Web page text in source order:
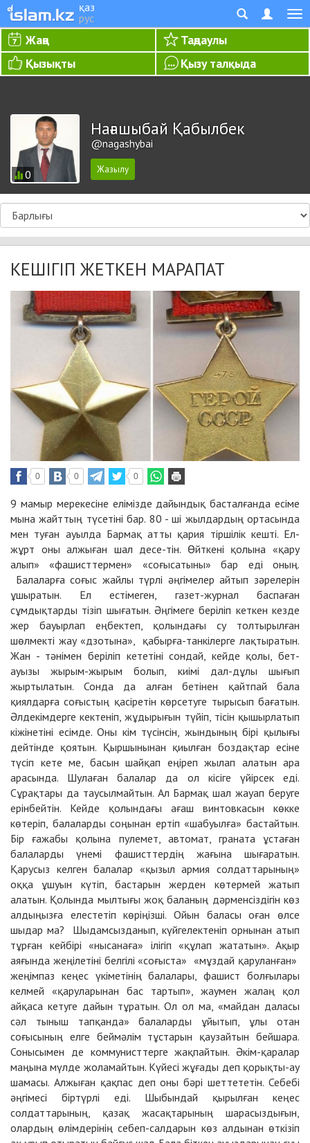
қаз
рус
Жаңа
Таңдаулы
Қызықты
Қызу талқыда
0
Нағашыбай Қабылбек
@nagashybai
КЕШІГІП ЖЕТКЕН МАРАПАТ
0 0 0
9 мамыр мерекесіне елімізде дайындық басталғанда есіме
мына жайттың түсетіні бар. 80 - ші жылдардың ортасында
мен туған ауылда Бармақ атты қария тіршілік кешті. Ел-
жұрт оны алжыған шал десе-тін. Өйткені қолына «қару
алып» «фашисттермен» «соғысатыны» бар еді оның.
Балаларға соғыс жайлы түрлі әңгімелер айтып зәрелерін
ұшыратын. Ел естімеген, газет-журнал баспаған
сұмдықтарды тізіп шығатын. Әңгімеге беріліп кеткен кезде
жер бауырлап еңбектеп, қолындағы су толтырылған
шөлмекті жау «дзотына», қабырға-танкілерге лақтыратын.
Жан - тәнімен беріліп кететіні сондай, кейде қолы, бет-
ауызы жырым-жырым болып, киімі дал-дұлы шығып
жыртылатын. Сонда да алған бетінен қайтпай бала
қиялдарға соғыстың қасіретін көрсетуге тырысып бағатын.
Әлдекімдерге кектеніп, жұдырығын түйіп, тісін қышырлатып
кіжінетіні есімде. Оны кім түсінсін, жындының бірі қылығы
дейтінде қоятын. Қыршынынан қиылған боздақтар есіне
түсіп кете ме, басын шайқап еңіреп жылап алатын ара
арасында. Шулаған балалар да ол кісіге үйірсек еді.
Сұрақтары да таусылмайтын. Ал Бармақ шал жауап беруге
ерінбейтін. Кейде қолындағы ағаш винтовкасын көкке
көтеріп, балаларды соңынан ертіп «шабуылға» бастайтын.
Бір ғажабы қолына пулемет, автомат, граната ұстаған
балаларды үнемі фашисттердің жағына шығаратын.
Қарусыз келген балалар «қызыл армия солдаттарының»
оққа ұшуын күтіп, бастарын жерден көтермей жатып
алатын. Қолында мылтығы жоқ баланың дәрменсіздігін көз
алдыңызға елестетіп көріңізші. Ойын баласы оған өлсе
шыдар ма? Шыдамсызданып, күйгелектеніп орнынан атып
тұрған кейбірі «нысанаға» ілігіп «құлап жататын». Ақыр
аяғында жеңілетіні белгілі «соғыста» «мұздай қаруланған»
жеңімпаз кеңес үкіметінің балалары, фашист болғылары
келмей «қаруларынан бас тартып», жаумен жалаң қол
айқаса кетуге дайын тұратын. Ол ол ма, «майдан даласы
сәл тыныш тапқанда» балаларды ұйытып, ұлы отан
соғысының елге беймәлім тұстарын қаузайтын бейшара.
Сонысымен де коммунисттерге жақпайтын. Әкім-қаралар
маңына мүлде жоламайтын. Күйесі жұғады деп қорықты-ау
шамасы. Алжыған қақпас деп оны бәрі шеттететін. Себебі
әңгімесі біртүрлі еді. Шыбындай қырылған кеңес
солдаттарының, қазақ жасақтарының шарасыздығын,
олардың өлімдерінің себеп-салдарын көз алдынан өткізіп